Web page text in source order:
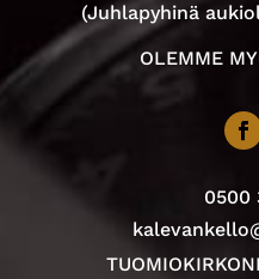
(Juhlapyhinä
OLEMME
0500